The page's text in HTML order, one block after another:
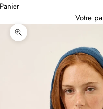
Panier
Votre
Zoomer sur l'image